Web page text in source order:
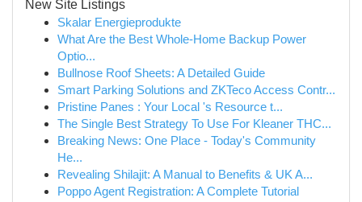
New Site Listings
Skalar Energieprodukte
What Are the Best Whole-Home Backup Power
Optio...
Bullnose Roof Sheets: A Detailed Guide
Smart Parking Solutions and ZKTeco Access Contr...
Pristine Panes : Your Local 's Resource t...
The Single Best Strategy To Use For Kleaner THC...
Breaking News: One Place - Today's Community
He...
Revealing Shilajit: A Manual to Benefits & UK A...
Poppo Agent Registration: A Complete Tutorial